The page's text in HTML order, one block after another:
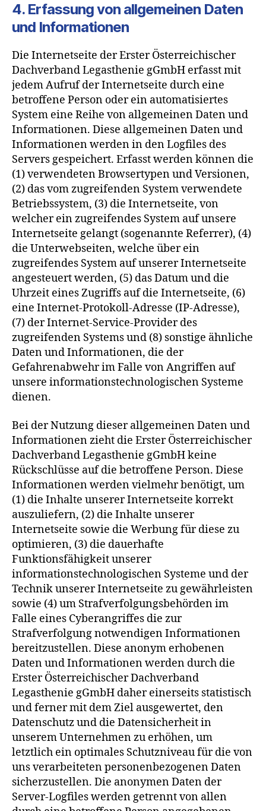
4. Erfassung von allgemeinen Daten
und Informationen
Die Internetseite der Erster Österreichischer
Dachverband Legasthenie gGmbH erfasst mit
jedem Aufruf der Internetseite durch eine
betroffene Person oder ein automatisiertes
System eine Reihe von allgemeinen Daten und
Informationen. Diese allgemeinen Daten und
Informationen werden in den Logfiles des
Servers gespeichert. Erfasst werden können die
(1) verwendeten Browsertypen und Versionen,
(2) das vom zugreifenden System verwendete
Betriebssystem, (3) die Internetseite, von
welcher ein zugreifendes System auf unsere
Internetseite gelangt (sogenannte Referrer), (4)
die Unterwebseiten, welche über ein
zugreifendes System auf unserer Internetseite
angesteuert werden, (5) das Datum und die
Uhrzeit eines Zugriffs auf die Internetseite, (6)
eine Internet-Protokoll-Adresse (IP-Adresse),
(7) der Internet-Service-Provider des
zugreifenden Systems und (8) sonstige ähnliche
Daten und Informationen, die der
Gefahrenabwehr im Falle von Angriffen auf
unsere informationstechnologischen Systeme
dienen.
Bei der Nutzung dieser allgemeinen Daten und
Informationen zieht die Erster Österreichischer
Dachverband Legasthenie gGmbH keine
Rückschlüsse auf die betroffene Person. Diese
Informationen werden vielmehr benötigt, um
(1) die Inhalte unserer Internetseite korrekt
auszuliefern, (2) die Inhalte unserer
Internetseite sowie die Werbung für diese zu
optimieren, (3) die dauerhafte
Funktionsfähigkeit unserer
informationstechnologischen Systeme und der
Technik unserer Internetseite zu gewährleisten
sowie (4) um Strafverfolgungsbehörden im
Falle eines Cyberangriffes die zur
Strafverfolgung notwendigen Informationen
bereitzustellen. Diese anonym erhobenen
Daten und Informationen werden durch die
Erster Österreichischer Dachverband
Legasthenie gGmbH daher einerseits statistisch
und ferner mit dem Ziel ausgewertet, den
Datenschutz und die Datensicherheit in
unserem Unternehmen zu erhöhen, um
letztlich ein optimales Schutzniveau für die von
uns verarbeiteten personenbezogenen Daten
sicherzustellen. Die anonymen Daten der
Server-Logfiles werden getrennt von allen